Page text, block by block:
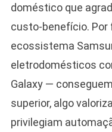
doméstico que
custo-benefício. Por
ecossistema
eletrodomésticos
Galaxy —
superior, algo
privilegiam